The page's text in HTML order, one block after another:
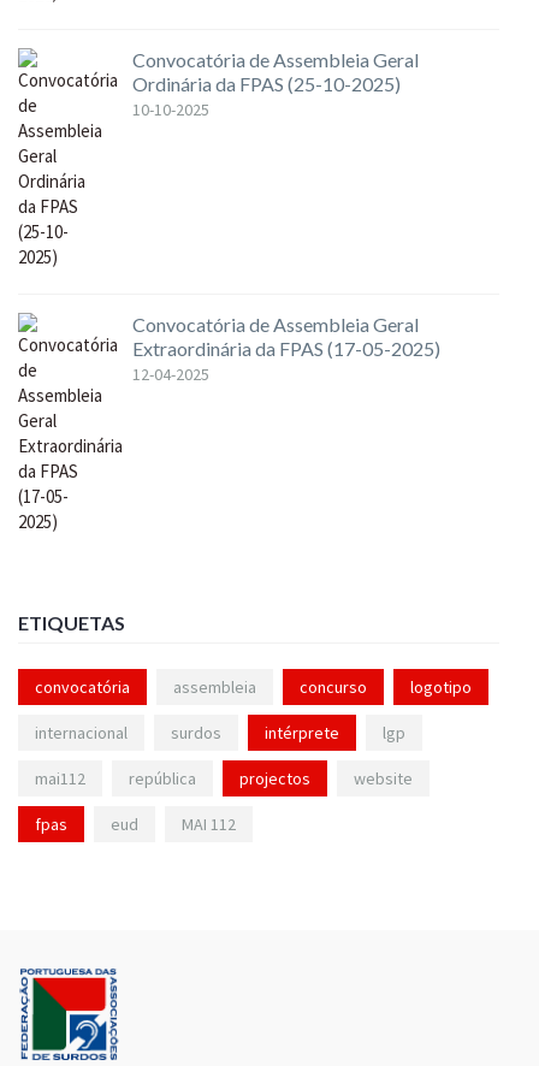
Convocatória de Assembleia Geral
Ordinária da FPAS (25-10-2025)
10-10-2025
Convocatória de Assembleia Geral
Extraordinária da FPAS (17-05-2025)
12-04-2025
ETIQUETAS
convocatória assembleia concurso logotipo
internacional surdos intérprete lgp
mai112 república projectos website
fpas eud MAI 112